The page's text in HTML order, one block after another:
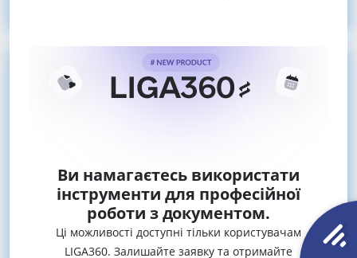
Ви намагаєтесь використати
інструменти для професійної
роботи з документом.
Ці можливості доступні тільки користувачам
LIGA360. Залишайте заявку та отримайте